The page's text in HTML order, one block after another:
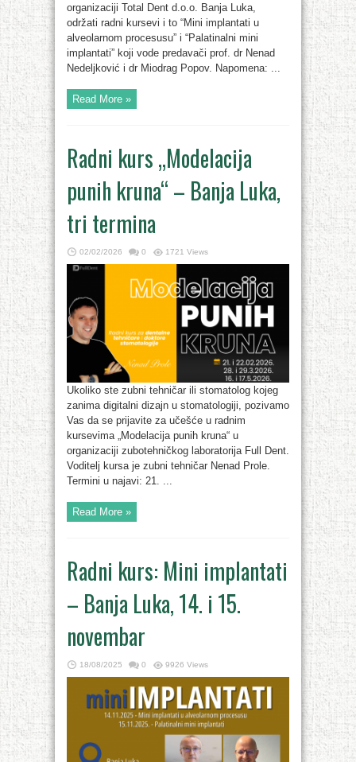
organizaciji Total Dent d.o.o. Banja Luka,
održati radni kursevi i to “Mini implantati u
alveolarnom procesusu” i “Palatinalni mini
implantati” koji vode predavači prof. dr Nenad
Nedeljković i dr Miodrag Popov. Napomena: ...
Read More »
Radni kurs „Modelacija
punih kruna“ – Banja Luka,
tri termina
02/02/2026 0 1721 Views
Ukoliko ste zubni tehničar ili stomatolog kojeg
zanima digitalni dizajn u stomatologiji, pozivamo
Vas da se prijavite za učešće u radnim
kursevima „Modelacija punih kruna“ u
organizaciji zubotehničkog laboratorija Full Dent.
Voditelj kursa je zubni tehničar Nenad Prole.
Termini u najavi: 21. ...
Read More »
Radni kurs: Mini implantati
– Banja Luka, 14. i 15.
novembar
18/08/2025 0 9926 Views